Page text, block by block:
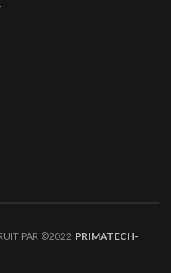
PAR ©2022 PRIMATECH-